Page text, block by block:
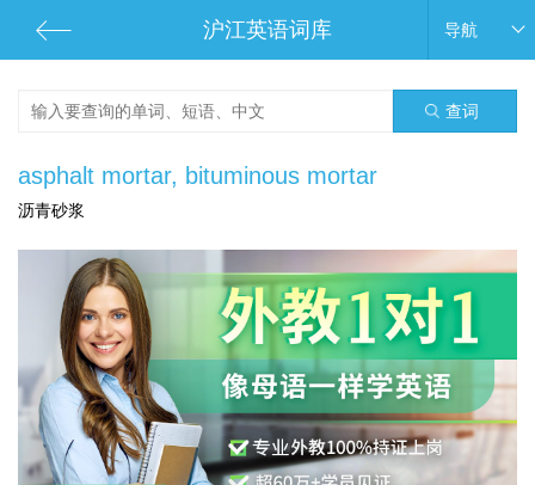
沪江英语词库 导航
查词
asphalt mortar, bituminous mortar
沥青砂浆